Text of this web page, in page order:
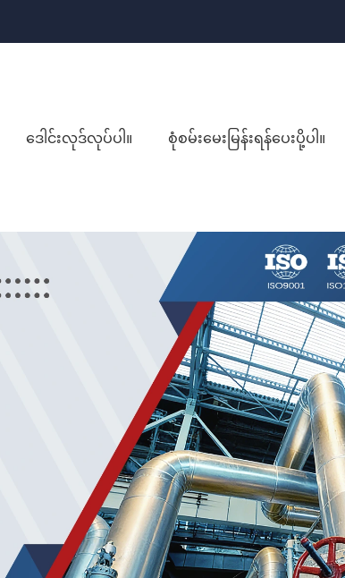
ဒေါင်းလုဒ်လုပ်ပါ။ စုံစမ်းမေးမြန်းရန်ပေးပို့ပါ။